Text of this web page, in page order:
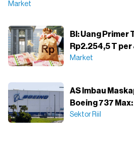
Market
BI: Uang Primer
Rp2.254,5 T
Market
AS Imbau
Boeing 737
Sektor Riil